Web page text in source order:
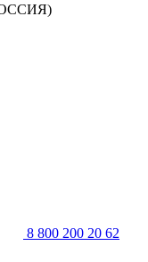
8 800 200 20 62